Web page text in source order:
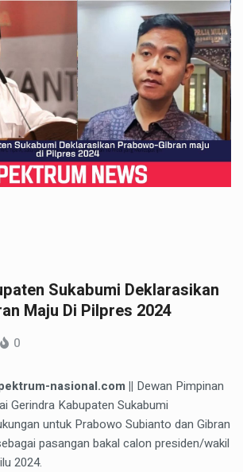
Sukabumi Deklarasikan
Maju Di Pilpres 2024
0
nasional.com || Dewan Pimpinan
Gerindra Kabupaten Sukabumi
untuk Prabowo Subianto dan Gibran
pasangan bakal calon presiden/wakil
2024.